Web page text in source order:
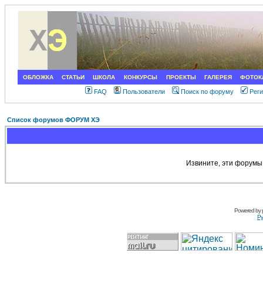
ОБЛОЖКА СТАТЬИ ШКОЛА КОНКУРСЫ ПРОЕКТЫ ГАЛЕРЕЯ
FAQ Пользователи Поиск по форуму
Список форумов ФОРУМ ХЭ
Извините, эти
Powered by